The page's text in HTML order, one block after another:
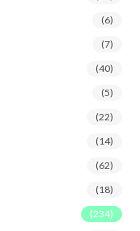
(6)
(7)
(40)
(5)
(22)
(14)
(62)
(18)
(234)